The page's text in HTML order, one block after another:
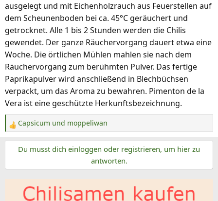
ausgelegt und mit Eichenholzrauch aus Feuerstellen auf
dem Scheunenboden bei ca. 45°C geräuchert und
getrocknet. Alle 1 bis 2 Stunden werden die Chilis
gewendet. Der ganze Räuchervorgang dauert etwa eine
Woche. Die örtlichen Mühlen mahlen sie nach dem
Räuchervorgang zum berühmten Pulver. Das fertige
Paprikapulver wird anschließend in Blechbüchsen
verpackt, um das Aroma zu bewahren. Pimenton de la
Vera ist eine geschützte Herkunftsbezeichnung.
R
e
t
Capsicum und moppeliwan
Du musst dich einloggen oder registrieren, um hier zu
antworten.